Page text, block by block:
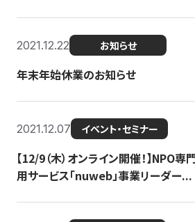
2021.12.22 お知らせ
年末年始休業のお知らせ
2021.12.07 イベント・セミナー
【12/9（木）オンライン開催！】NPO
用サービス「nuweb」事業リーダー...